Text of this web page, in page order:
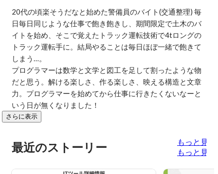
20代の頃楽そうだなと始めた警備員のバイト(交通整理) 毎
日毎日同じような仕事で飽き飽きし、期間限定で土木のバ
イトを始め、そこで覚えたトラック運転技術で4tロングの
トラック運転手に。結局やることは毎日ほぼ一緒で飽きて
しまう…。
プログラマーは数学と文学と図工を足して割ったような物
だと思う。解ける楽しさ、作る楽しさ、映える構造と文章
力。プログラマーを始めてから仕事に行きたくないなーと
いう日が無くなりました！
さらに表示
最近のストーリー
もっと見る
もっと見る